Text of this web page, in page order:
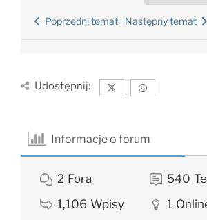
Poprzedni temat Następny temat
Udostępnij:
Informacje o forum
2 Fora 540
1,106 Wpisy 1